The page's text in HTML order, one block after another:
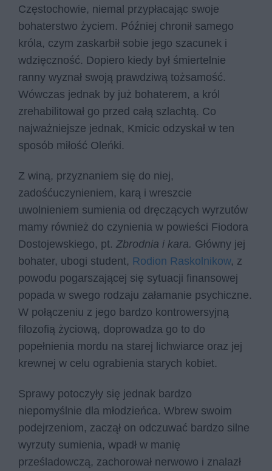
Częstochowie, niemal przypłacając swoje
bohaterstwo życiem. Później chronił samego
króla, czym zaskarbił sobie jego szacunek i
wdzięczność. Dopiero kiedy był śmiertelnie
ranny wyznał swoją prawdziwą tożsamość.
Wówczas jednak by już bohaterem, a król
zrehabilitował go przed całą szlachtą. Co
najważniejsze jednak, Kmicic odzyskał w ten
sposób miłość Oleńki.
Z winą, przyznaniem się do niej,
zadośćuczynieniem, karą i wreszcie
uwolnieniem sumienia od dręczących wyrzutów
mamy również do czynienia w powieści Fiodora
Dostojewskiego, pt. Zbrodnia i kara. Główny jej
bohater, ubogi student, Rodion Raskolnikow, z
powodu pogarszającej się sytuacji finansowej
popada w swego rodzaju załamanie psychiczne.
W połączeniu z jego bardzo kontrowersyjną
filozofią życiową, doprowadza go to do
popełnienia mordu na starej lichwiarce oraz jej
krewnej w celu ograbienia starych kobiet.
Sprawy potoczyły się jednak bardzo
niepomyślnie dla młodzieńca. Wbrew swoim
podejrzeniom, zaczął on odczuwać bardzo silne
wyrzuty sumienia, wpadł w manię
prześladowczą, zachorował nerwowo i znalazł